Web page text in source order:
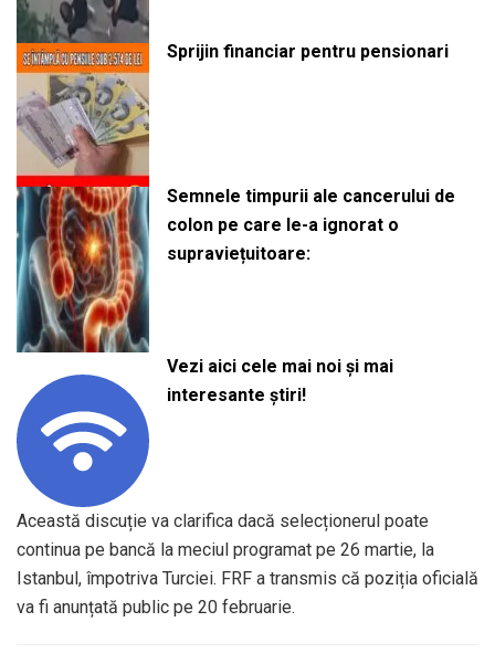
Sprijin financiar pentru pensionari
Semnele timpurii ale cancerului de
colon pe care le-a ignorat o
supraviețuitoare:
Vezi aici cele mai noi și mai
interesante știri!
Această discuție va clarifica dacă selecționerul poate
continua pe bancă la meciul programat pe 26 martie, la
Istanbul, împotriva Turciei. FRF a transmis că poziția oficială
va fi anunțată public pe 20 februarie.